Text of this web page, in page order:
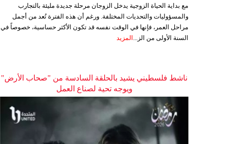
مع بداية الحياة الزوجية يدخل الزوجان مرحلة جديدة مليئة بالتجارب
والمسؤوليات والتحديات المختلفة. ورغم أن هذه الفترة تُعد من أجمل
مراحل العمر، فإنها في الوقت نفسه قد تكون الأكثر حساسية، خصوصاً في
السنة الأولى من الز... المزيد
ناشط فلسطيني يشيد بالحلقة السادسة من "صحاب الأرض"
ويوجه تحية لصناع العمل